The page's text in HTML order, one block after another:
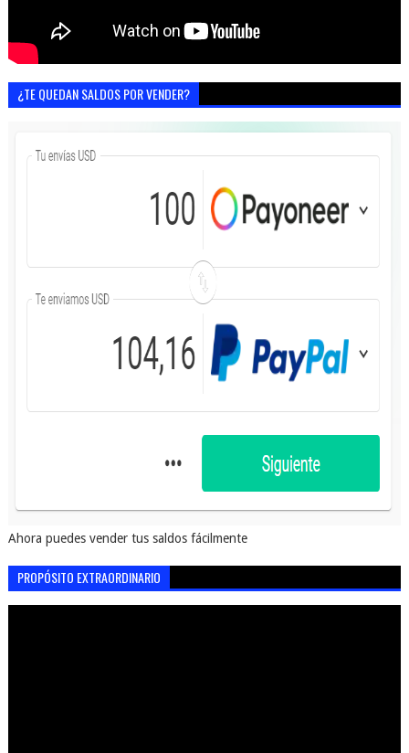
¿TE QUEDAN SALDOS POR VENDER?
Ahora puedes vender tus saldos fácilmente
PROPÓSITO EXTRAORDINARIO